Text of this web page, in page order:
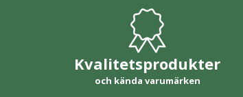
Kvalitetsprodukter
och kända varumärken